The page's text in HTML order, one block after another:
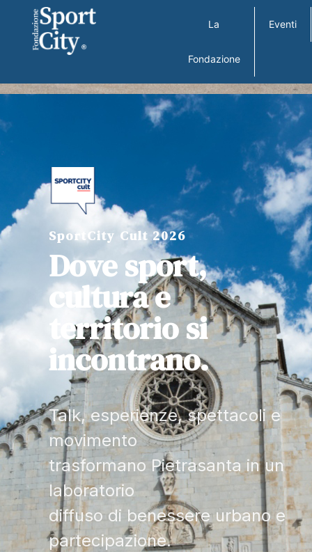
La
Fondazione
Eventi
SportCity Cult 2026
Dove sport,
cultura e
territorio si
incontrano.
Talk, esperienze, spettacoli e
movimento
trasformano Pietrasanta in un
laboratorio
diffuso di benessere urbano e
partecipazione.